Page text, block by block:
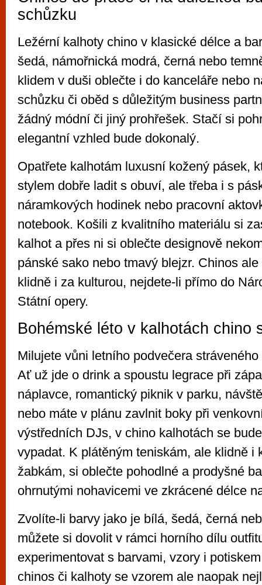
schůzku
Ležérní kalhoty chino v klasické délce a
šedá, námořnická modrá, černá nebo
klidem v duši oblečte i do kanceláře nebo
schůzku či oběd s důležitým business
žádný módní či jiný prohřešek. Stačí si
elegantní vzhled bude dokonalý.
Opatřete kalhotám luxusní kožený pásek,
stylem dobře ladit s obuví, ale třeba i s
náramkových hodinek nebo pracovní
notebook. Košili z kvalitního materiálu si
kalhot a přes ni si oblečte designově
pánské sako nebo tmavý blejzr. Chinos
klidně i za kulturou, nejdete-li přímo do
Státní opery.
Bohémské léto v kalhotách chino
Milujete vůni letního podvečera
Ať už jde o drink a spoustu legrace při
náplavce, romantický piknik v parku,
nebo máte v plánu zavlnit boky při
výstředních DJs, v chino kalhotách se
vypadat. K plátěným teniskám, ale klidně i
žabkám, si oblečte pohodlné a prodyšné
ohrnutými nohavicemi ve zkrácené délce
Zvolíte-li barvy jako je bílá, šedá, černá
můžete si dovolit v rámci horního dílu
experimentovat s barvami, vzory i
chinos či kalhoty se vzorem ale naopak